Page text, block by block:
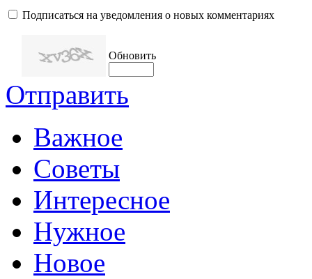
Подписаться на уведомления о новых комментариях
Обновить
Отправить
Важное
Советы
Интересное
Нужное
Новое